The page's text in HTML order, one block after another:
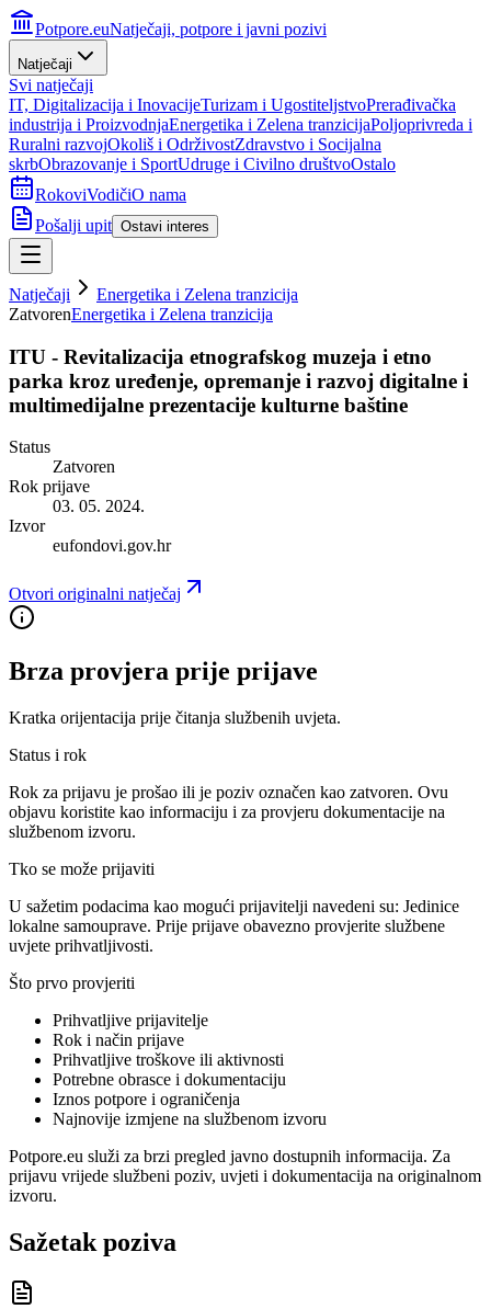
Potpore.euNatječaji, potpore i javni pozivi
Natječaji
Svi natječaji
IT, Digitalizacija i InovacijeTurizam i UgostiteljstvoPrerađivačka
industrija i ProizvodnjaEnergetika i Zelena tranzicijaPoljoprivreda i
Ruralni razvojOkoliš i OdrživostZdravstvo i Socijalna
skrbObrazovanje i SportUdruge i Civilno društvoOstalo
RokoviVodičiO nama
Pošalji upit Ostavi interes
Natječaji
Energetika i Zelena tranzicija
ZatvorenEnergetika i Zelena tranzicija
ITU - Revitalizacija etnografskog muzeja i etno
parka kroz uređenje, opremanje i razvoj digitalne i
multimedijalne prezentacije kulturne baštine
Status
Zatvoren
Rok prijave
03. 05. 2024.
Izvor
eufondovi.gov.hr
Otvori originalni natječaj
Brza provjera prije prijave
Kratka orijentacija prije čitanja službenih uvjeta.
Status i rok
Rok za prijavu je prošao ili je poziv označen kao zatvoren. Ovu
objavu koristite kao informaciju i za provjeru dokumentacije na
službenom izvoru.
Tko se može prijaviti
U sažetim podacima kao mogući prijavitelji navedeni su: Jedinice
lokalne samouprave. Prije prijave obavezno provjerite službene
uvjete prihvatljivosti.
Što prvo provjeriti
Prihvatljive prijavitelje
Rok i način prijave
Prihvatljive troškove ili aktivnosti
Potrebne obrasce i dokumentaciju
Iznos potpore i ograničenja
Najnovije izmjene na službenom izvoru
Potpore.eu služi za brzi pregled javno dostupnih informacija. Za
prijavu vrijede službeni poziv, uvjeti i dokumentacija na originalnom
izvoru.
Sažetak poziva